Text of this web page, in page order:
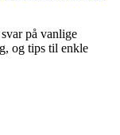
på vanlige
og tips til enkle